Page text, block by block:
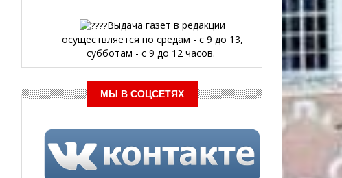
Выдача газет в редакции
осуществляется по средам - с 9 до 13,
субботам - с 9 до 12 часов.
МЫ В СОЦСЕТЯХ